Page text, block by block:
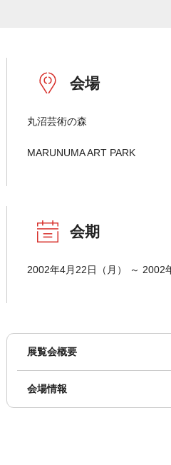
会場
丸沼芸術の森
MARUNUMA ART PARK
会期
2002年4月22日（月） ～ 2002
展覧会概要
会場情報